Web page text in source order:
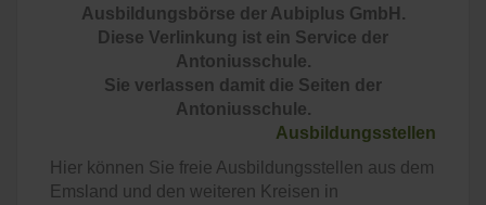
Ausbildungsbörse der Aubiplus GmbH.
Diese Verlinkung ist ein Service der
Antoniusschule.
Sie verlassen damit die Seiten der
Antoniusschule.
Ausbildungsstellen
Hier können Sie freie Ausbildungsstellen aus dem
Emsland und den weiteren Kreisen in